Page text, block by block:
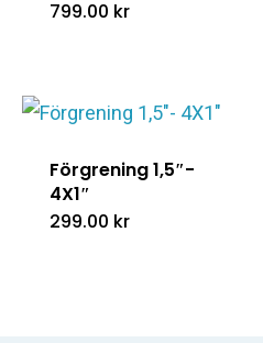
799.00 kr
Förgrening 1,5″-
4X1″
299.00 kr